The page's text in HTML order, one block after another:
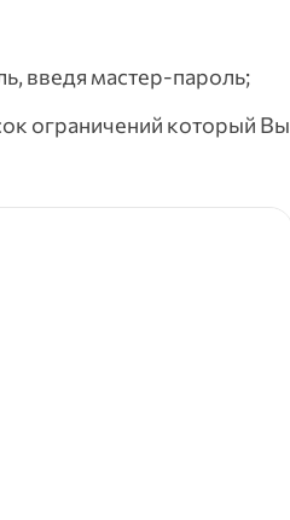
введя мастер-пароль;
ограничений который Вы